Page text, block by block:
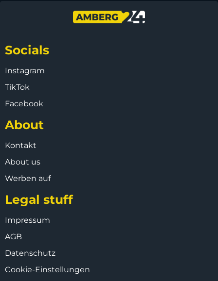
Socials
Instagram
TikTok
Facebook
About
Kontakt
About us
Werben auf
Legal stuff
Impressum
AGB
Datenschutz
Cookie-Einstellungen